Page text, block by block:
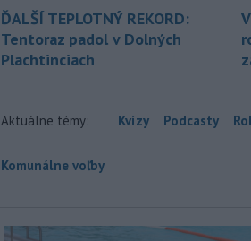
ĎALŠÍ TEPLOTNÝ REKORD:
Tentoraz padol v Dolných
Plachtinciach
Aktuálne témy: Kvízy Podcasty
Komunálne voľby